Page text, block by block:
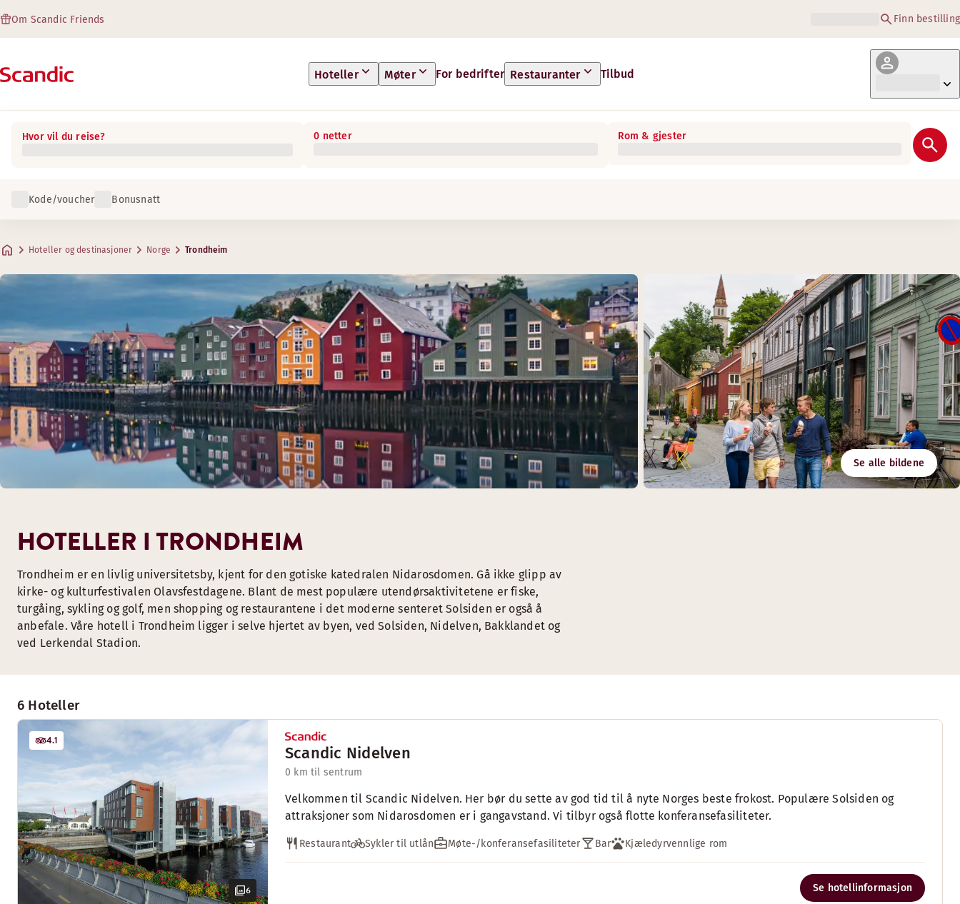
Om Scandic Friends Finn bestilling
Hoteller Møter For bedrifter Restauranter Tilbud
Hvor vil du reise? 0 netter Rom & gjester
Kode/voucher Bonusnatt
Hoteller og destinasjoner Norge Trondheim
Se alle bildene
6 Hoteller
6
4.1
Scandic Nidelven
0 km til sentrum
Velkommen til Scandic Nidelven. Her bør du sette av god tid til å nyte Norges beste frokost. Populære Solsiden og
attraksjoner som Nidarosdomen er i gangavstand. Vi tilbyr også flotte konferansefasiliteter.
Restaurant Sykler til utlån Møte-/konferansefasiliteter Bar Kjæledyrvennlige rom
Se hotellinformasjon
HOTELLER I TRONDHEIM
Trondheim er en livlig universitetsby, kjent for den gotiske katedralen Nidarosdomen. Gå ikke glipp av
kirke- og kulturfestivalen Olavsfestdagene. Blant de mest populære utendørsaktivitetene er fiske,
turgåing, sykling og golf, men shopping og restaurantene i det moderne senteret Solsiden er også å
anbefale. Våre hotell i Trondheim ligger i selve hjertet av byen, ved Solsiden, Nidelven, Bakklandet og
ved Lerkendal Stadion.